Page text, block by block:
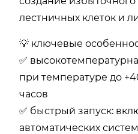
лестничных клеток и
💡 ключевые
✅
при температуре до
часов
✅ быстрый запуск:
автоматических